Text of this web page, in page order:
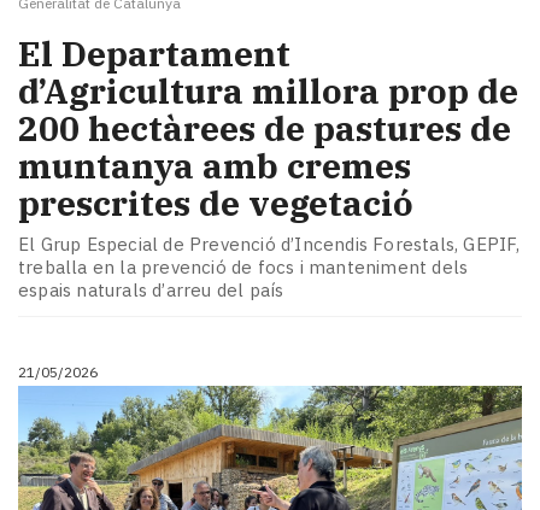
Enquestes
A
escena!
Dis
la
Subscriptors
La
newsletter
del
patrocinat
Lo
més
llegit...
Editorial
El Departament
d’Agricultura millora prop de
200 hectàrees de pastures de
muntanya amb cremes
prescrites de vegetació
El Grup Especial de Prevenció d’Incendis Forestals, GEPIF,
treballa en la prevenció de focs i manteniment dels
espais naturals d’arreu del país
21/05/2026